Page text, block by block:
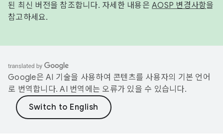
된 최신 버전을 참조합니다. 자세한 내용은 AOSP 변경사항을
참고하세요.
Google은 AI 기술을 사용하여 콘텐츠를 사용자의 기본 언어
로 번역합니다. AI 번역에는 오류가 있을 수 있습니다.